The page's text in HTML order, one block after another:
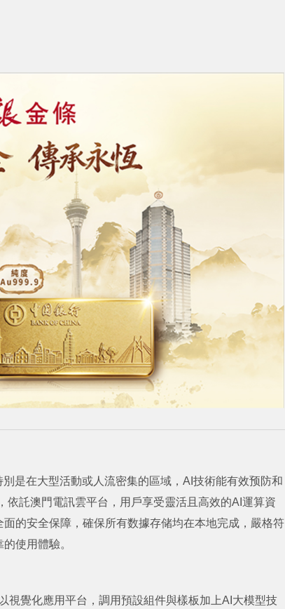
是在大型活動或人流密集的區域，AI技術能有效预防和
託澳門電訊雲平台，用戶享受靈活且高效的AI運算資
的安全保障，確保所有数據存储均在本地完成，嚴格符
使用體驗。
視覺化應用平台，調用預設組件與樣板加上AI大模型技